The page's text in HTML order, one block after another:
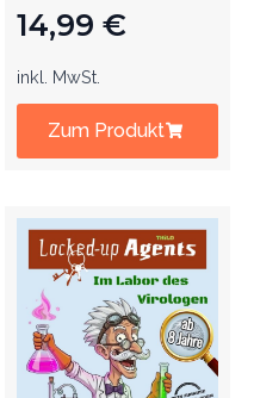
14,99 €
inkl. MwSt.
Zum Produkt